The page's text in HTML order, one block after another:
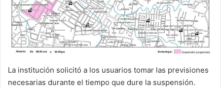
La institución solicitó a los usuarios tomar las previsiones
necesarias durante el tiempo que dure la suspensión.